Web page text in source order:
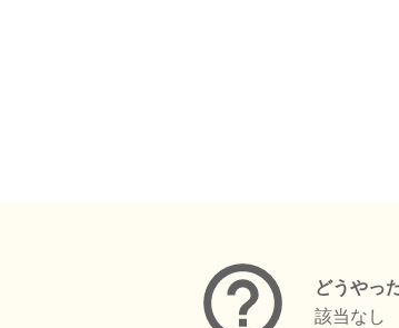
どうやっ
該当なし